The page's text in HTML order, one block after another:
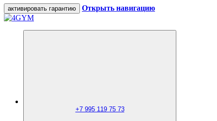
активировать гарантию Открыть навигацию
+7 995 119 75 73